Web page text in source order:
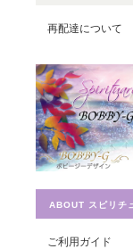
とても迅速に対応
いました。
再配達について
ABOUT スピリチ
ご利用ガイド